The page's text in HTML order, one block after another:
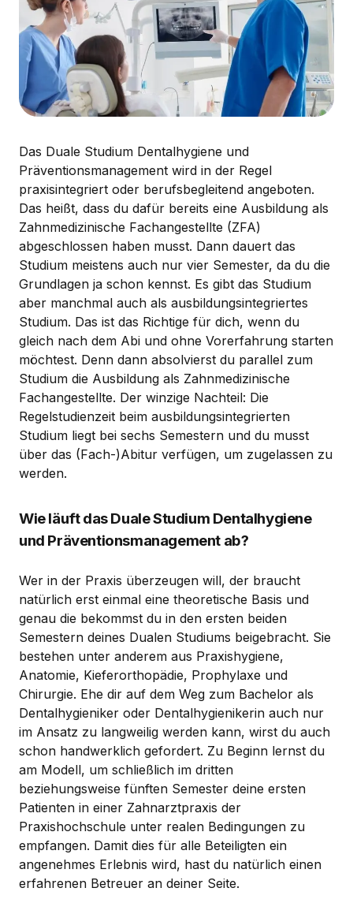
Das Duale Studium Dentalhygiene und
Präventionsmanagement wird in der Regel
praxisintegriert oder berufsbegleitend angeboten.
Das heißt, dass du dafür bereits eine Ausbildung als
Zahnmedizinische Fachangestellte (ZFA)
abgeschlossen haben musst. Dann dauert das
Studium meistens auch nur vier Semester, da du die
Grundlagen ja schon kennst. Es gibt das Studium
aber manchmal auch als ausbildungsintegriertes
Studium. Das ist das Richtige für dich, wenn du
gleich nach dem Abi und ohne Vorerfahrung starten
möchtest. Denn dann absolvierst du parallel zum
Studium die Ausbildung als Zahnmedizinische
Fachangestellte. Der winzige Nachteil: Die
Regelstudienzeit beim ausbildungsintegrierten
Studium liegt bei sechs Semestern und du musst
über das (Fach-)Abitur verfügen, um zugelassen zu
werden.
Wie läuft das Duale Studium Dentalhygiene
und Präventionsmanagement ab?
Wer in der Praxis überzeugen will, der braucht
natürlich erst einmal eine theoretische Basis und
genau die bekommst du in den ersten beiden
Semestern deines Dualen Studiums beigebracht. Sie
bestehen unter anderem aus Praxishygiene,
Anatomie, Kieferorthopädie, Prophylaxe und
Chirurgie. Ehe dir auf dem Weg zum Bachelor als
Dentalhygieniker oder Dentalhygienikerin auch nur
im Ansatz zu langweilig werden kann, wirst du auch
schon handwerklich gefordert. Zu Beginn lernst du
am Modell, um schließlich im dritten
beziehungsweise fünften Semester deine ersten
Patienten in einer Zahnarztpraxis der
Praxishochschule unter realen Bedingungen zu
empfangen. Damit dies für alle Beteiligten ein
angenehmes Erlebnis wird, hast du natürlich einen
erfahrenen Betreuer an deiner Seite.